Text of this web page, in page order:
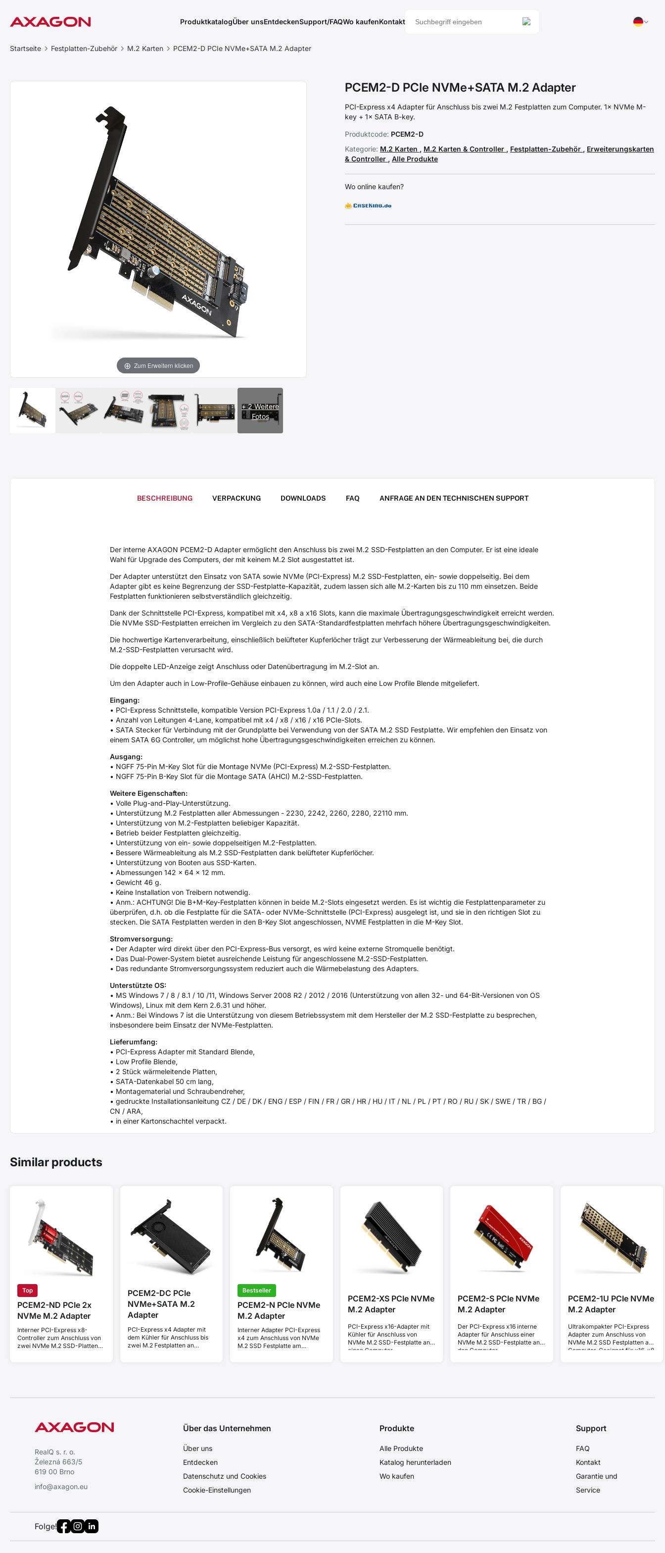
ProduktkatalogÜber unsEntdeckenSupport/FAQWo kaufenKontakt
Startseite Festplatten-Zubehör M.2 Karten PCEM2-D PCIe NVMe+SATA M.2 Adapter
Zum Erweitern klicken
+ 2 Weitere
Fotos
PCEM2-D PCIe NVMe+SATA M.2 Adapter
PCI-Express x4 Adapter für Anschluss bis zwei M.2 Festplatten zum Computer. 1× NVMe M-
key + 1× SATA B-key.
Produktcode: PCEM2-D
Kategorie: M.2 Karten , M.2 Karten & Controller , Festplatten-Zubehör , Erweiterungskarten
& Controller , Alle Produkte
Wo online kaufen?
BESCHREIBUNG VERPACKUNG DOWNLOADS FAQ ANFRAGE AN DEN TECHNISCHEN SUPPORT
Der interne AXAGON PCEM2-D Adapter ermöglicht den Anschluss bis zwei M.2 SSD-Festplatten an den Computer. Er ist eine ideale
Wahl für Upgrade des Computers, der mit keinem M.2 Slot ausgestattet ist.
Der Adapter unterstützt den Einsatz von SATA sowie NVMe (PCI-Express) M.2 SSD-Festplatten, ein- sowie doppelseitig. Bei dem
Adapter gibt es keine Begrenzung der SSD-Festplatte-Kapazität, zudem lassen sich alle M.2-Karten bis zu 110 mm einsetzen. Beide
Festplatten funktionieren selbstverständlich gleichzeitig.
Dank der Schnittstelle PCI-Express, kompatibel mit x4, x8 a x16 Slots, kann die maximale Übertragungsgeschwindigkeit erreicht werden.
Die NVMe SSD-Festplatten erreichen im Vergleich zu den SATA-Standardfestplatten mehrfach höhere Übertragungsgeschwindigkeiten.
Die hochwertige Kartenverarbeitung, einschließlich belüfteter Kupferlöcher trägt zur Verbesserung der Wärmeableitung bei, die durch
M.2-SSD-Festplatten verursacht wird.
Die doppelte LED-Anzeige zeigt Anschluss oder Datenübertragung im M.2-Slot an.
Um den Adapter auch in Low-Profile-Gehäuse einbauen zu können, wird auch eine Low Profile Blende mitgeliefert.
Eingang:
• PCI-Express Schnittstelle, kompatible Version PCI-Express 1.0a / 1.1 / 2.0 / 2.1.
• Anzahl von Leitungen 4-Lane, kompatibel mit x4 / x8 / x16 / x16 PCIe-Slots.
• SATA Stecker für Verbindung mit der Grundplatte bei Verwendung von der SATA M.2 SSD Festplatte. Wir empfehlen den Einsatz von
einem SATA 6G Controller, um möglichst hohe Übertragungsgeschwindigkeiten erreichen zu können.
Ausgang:
• NGFF 75-Pin M-Key Slot für die Montage NVMe (PCI-Express) M.2-SSD-Festplatten.
• NGFF 75-Pin B-Key Slot für die Montage SATA (AHCI) M.2-SSD-Festplatten.
Weitere Eigenschaften:
• Volle Plug-and-Play-Unterstützung.
• Unterstützung M.2 Festplatten aller Abmessungen - 2230, 2242, 2260, 2280, 22110 mm.
• Unterstützung von M.2-Festplatten beliebiger Kapazität.
• Betrieb beider Festplatten gleichzeitig.
• Unterstützung von ein- sowie doppelseitigen M.2-Festplatten.
• Bessere Wärmeableitung als M.2 SSD-Festplatten dank belüfteter Kupferlöcher.
• Unterstützung von Booten aus SSD-Karten.
• Abmessungen 142 × 64 × 12 mm.
• Gewicht 46 g.
• Keine Installation von Treibern notwendig.
• Anm.: ACHTUNG! Die B+M-Key-Festplatten können in beide M.2-Slots eingesetzt werden. Es ist wichtig die Festplattenparameter zu
überprüfen, d.h. ob die Festplatte für die SATA- oder NVMe-Schnittstelle (PCI-Express) ausgelegt ist, und sie in den richtigen Slot zu
stecken. Die SATA Festplatten werden in den B-Key Slot angeschlossen, NVME Festplatten in die M-Key Slot.
Stromversorgung:
• Der Adapter wird direkt über den PCI-Express-Bus versorgt, es wird keine externe Stromquelle benötigt.
• Das Dual-Power-System bietet ausreichende Leistung für angeschlossene M.2-SSD-Festplatten.
• Das redundante Stromversorgungssystem reduziert auch die Wärmebelastung des Adapters.
Unterstützte OS:
• MS Windows 7 / 8 / 8.1 / 10 /11, Windows Server 2008 R2 / 2012 / 2016 (Unterstützung von allen 32- und 64-Bit-Versionen von OS
Windows), Linux mit dem Kern 2.6.31 und höher.
• Anm.: Bei Windows 7 ist die Unterstützung von diesem Betriebssystem mit dem Hersteller der M.2 SSD-Festplatte zu besprechen,
insbesondere beim Einsatz der NVMe-Festplatten.
Lieferumfang:
• PCI-Express Adapter mit Standard Blende,
• Low Profile Blende,
• 2 Stück wärmeleitende Platten,
• SATA-Datenkabel 50 cm lang,
• Montagematerial und Schraubendreher,
• gedruckte Installationsanleitung CZ / DE / DK / ENG / ESP / FIN / FR / GR / HR / HU / IT / NL / PL / PT / RO / RU / SK / SWE / TR / BG /
CN / ARA,
• in einer Kartonschachtel verpackt.
Similar products
Top
PCEM2-ND PCIe 2x
NVMe M.2 Adapter
Interner PCI-Express x8-
Controller zum Anschluss von
zwei NVMe M.2 SSD-Platten
PCEM2-DC PCIe
NVMe+SATA M.2
Adapter
PCI-Express x4 Adapter mit
dem Kühler für Anschluss bis
zwei M.2 Festplatten an
Bestseller
PCEM2-N PCIe NVMe
M.2 Adapter
Interner Adapter PCI-Express
x4 zum Anschluss von NVMe
M.2 SSD Festplatte am
PCEM2-XS PCIe NVMe
M.2 Adapter
PCI-Express x16-Adapter mit
Kühler für Anschluss von
NVMe M.2 SSD-Festplatte an
einen Computer.
PCEM2-S PCIe NVMe
M.2 Adapter
Der PCI-Express x16 interne
Adapter für Anschluss einer
NVMe M.2 SSD-Festplatte an
den Computer.
PCEM2-1U PCIe NVMe
M.2 Adapter
Ultrakompakter PCI-Express
Adapter zum Anschluss von
NVMe M.2 SSD Festplatten am
Computer. Geeignet für x16, x8
RealQ s. r. o.
Železná 663/5
619 00 Brno
info@axagon.eu
Über das Unternehmen
Über uns
Entdecken
Datenschutz und Cookies
Cookie-Einstellungen
Produkte
Alle Produkte
Katalog herunterladen
Wo kaufen
Support
FAQ
Kontakt
Garantie und
Service
Folge!